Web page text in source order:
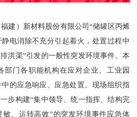
建）新材料股份有限公司“储罐区丙烯
电消除不充分引起着火，处置过程中
洪渠”引发的一般性突发环境事件。本
部门各职能机构在应对企业、工业园
的应急响应、应急处置、现场组织指
步构建“集中领导、统一指挥、结构完
敏、运转高效”的突发环境事件应急体